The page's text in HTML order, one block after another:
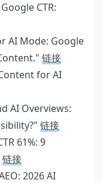
CTR:
AI Mode: Google
链接
for AI
AI Overviews:
链接
61%: 9
链接
2026 AI